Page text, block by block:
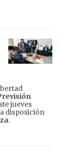
jueves
disposición
.